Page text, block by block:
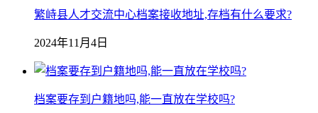
繁峙县人才交流中心档案接收地址,存档有什么要求?
2024年11月4日
档案要存到户籍地吗,能一直放在学校吗?